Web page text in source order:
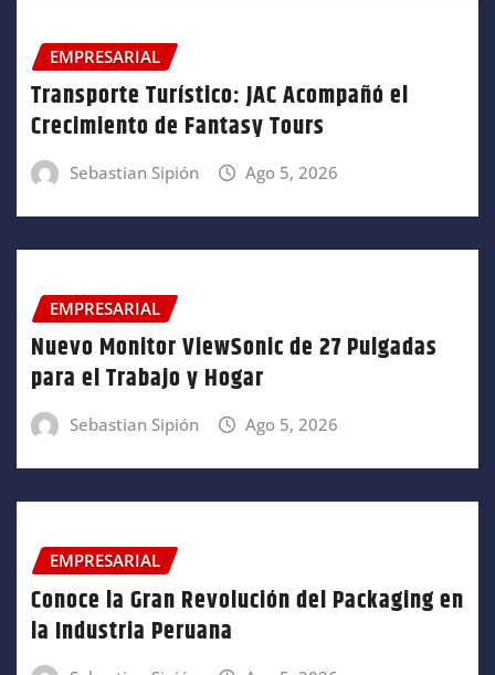
EMPRESARIAL
Transporte Turístico: JAC Acompañó el
Crecimiento de Fantasy Tours
Sebastian Sipión Ago 5, 2026
EMPRESARIAL
Nuevo Monitor ViewSonic de 27 Pulgadas
para el Trabajo y Hogar
Sebastian Sipión Ago 5, 2026
EMPRESARIAL
Conoce la Gran Revolución del Packaging en
la Industria Peruana